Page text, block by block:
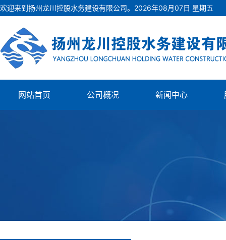
欢迎来到扬州龙川控股水务建设有限公司。 2026年08月07日 星期五
网站首页 公司概况 新闻中心